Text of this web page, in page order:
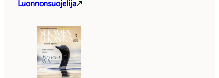
Luonnonsuojelija